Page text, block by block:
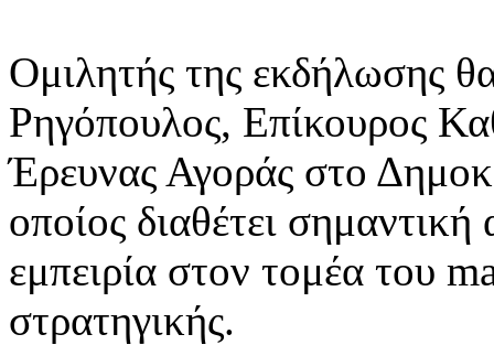
Ομιλητής της εκδήλωσης
Ρηγόπουλος, Επίκουρος
Έρευνας Αγοράς στο
οποίος διαθέτει
εμπειρία στον τομέα του
στρατηγικής.